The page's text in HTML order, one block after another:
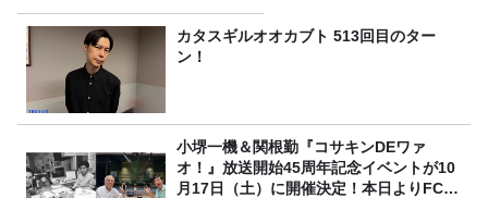
カタスギルオオカブト 513回目のター
ン！
小堺一機＆関根勤『コサキンDEワァ
オ！』放送開始45周年記念イベントが10
月17日（土）に開催決定！本日よりFC先